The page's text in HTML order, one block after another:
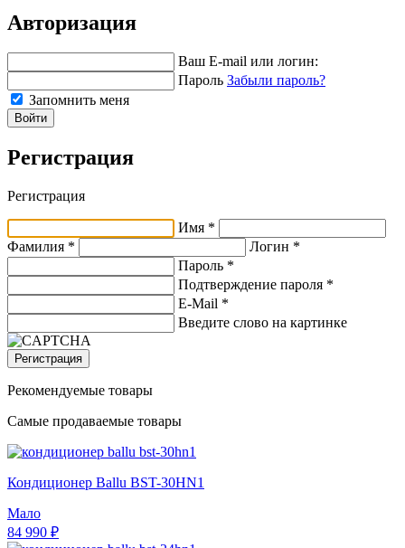
Авторизация
Ваш E-mail или логин:
Пароль Забыли пароль?
Запомнить меня
Войти
Регистрация
Регистрация
Имя *
Фамилия *
Логин *
Пароль *
Подтверждение пароля *
E-Mail *
Введите слово на картинке
Регистрация
Рекомендуемые товары
Самые продаваемые товары
Кондиционер Ballu BST-30HN1
Мало
84 990 ₽